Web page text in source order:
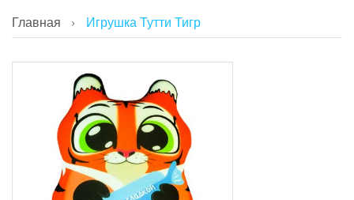
Главная Игрушка Тутти Тигр